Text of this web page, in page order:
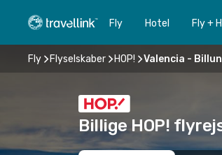
Fly Hotel Fly +
Fly Flyselskaber HOP! Valencia -
Billige HOP!